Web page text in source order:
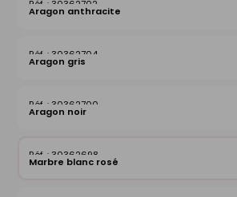
30362702
Aragon anthracite
30362704
Aragon gris
30362700
Aragon noir
30362698
Marbre blanc rosé